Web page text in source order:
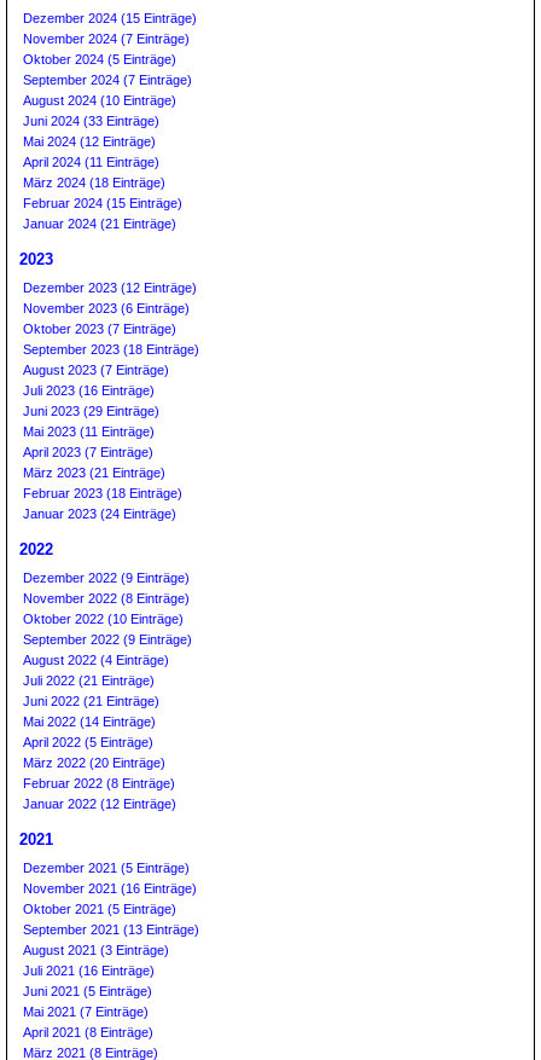
Dezember 2024 (15 Einträge)
November 2024 (7 Einträge)
Oktober 2024 (5 Einträge)
September 2024 (7 Einträge)
August 2024 (10 Einträge)
Juni 2024 (33 Einträge)
Mai 2024 (12 Einträge)
April 2024 (11 Einträge)
März 2024 (18 Einträge)
Februar 2024 (15 Einträge)
Januar 2024 (21 Einträge)
2023
Dezember 2023 (12 Einträge)
November 2023 (6 Einträge)
Oktober 2023 (7 Einträge)
September 2023 (18 Einträge)
August 2023 (7 Einträge)
Juli 2023 (16 Einträge)
Juni 2023 (29 Einträge)
Mai 2023 (11 Einträge)
April 2023 (7 Einträge)
März 2023 (21 Einträge)
Februar 2023 (18 Einträge)
Januar 2023 (24 Einträge)
2022
Dezember 2022 (9 Einträge)
November 2022 (8 Einträge)
Oktober 2022 (10 Einträge)
September 2022 (9 Einträge)
August 2022 (4 Einträge)
Juli 2022 (21 Einträge)
Juni 2022 (21 Einträge)
Mai 2022 (14 Einträge)
April 2022 (5 Einträge)
März 2022 (20 Einträge)
Februar 2022 (8 Einträge)
Januar 2022 (12 Einträge)
2021
Dezember 2021 (5 Einträge)
November 2021 (16 Einträge)
Oktober 2021 (5 Einträge)
September 2021 (13 Einträge)
August 2021 (3 Einträge)
Juli 2021 (16 Einträge)
Juni 2021 (5 Einträge)
Mai 2021 (7 Einträge)
April 2021 (8 Einträge)
März 2021 (8 Einträge)